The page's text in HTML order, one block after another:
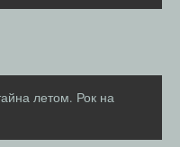
летом. Рок на